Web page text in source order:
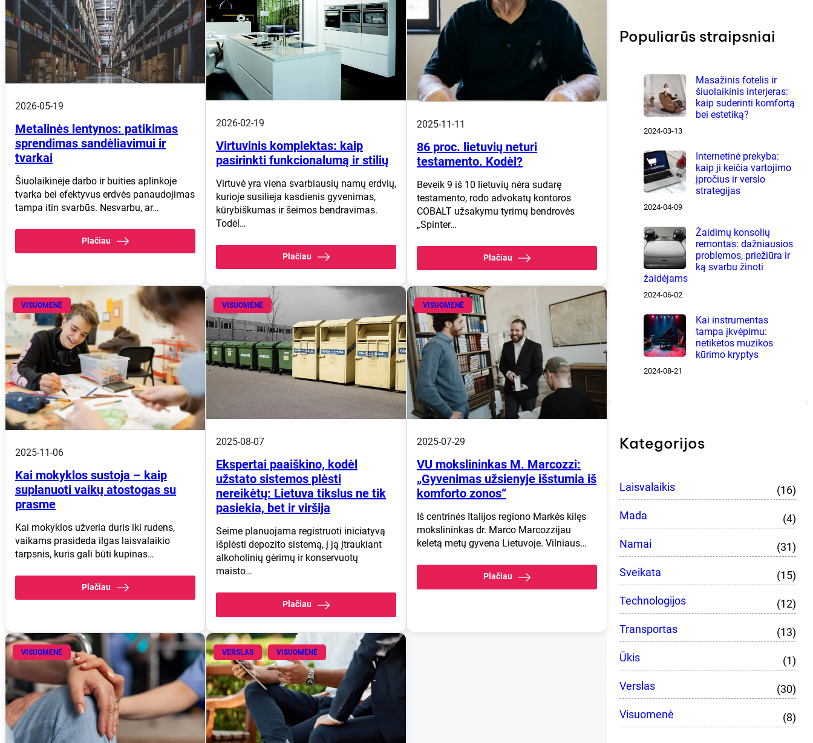
2026-05-19
Metalinės lentynos: patikimas
sprendimas sandėliavimui ir
tvarkai
Šiuolaikinėje darbo ir buities aplinkoje
tvarka bei efektyvus erdvės panaudojimas
tampa itin svarbūs. Nesvarbu, ar…
Plačiau
2026-02-19
Virtuvinis komplektas: kaip
pasirinkti funkcionalumą ir stilių
Virtuvė yra viena svarbiausių namų erdvių,
kurioje susilieja kasdienis gyvenimas,
kūrybiškumas ir šeimos bendravimas.
Todėl…
Plačiau
2025-11-11
86 proc. lietuvių neturi
testamento. Kodėl?
Beveik 9 iš 10 lietuvių nėra sudarę
testamento, rodo advokatų kontoros
COBALT užsakymu tyrimų bendrovės
„Spinter…
Plačiau
VISUOMENĖ
2025-11-06
Kai mokyklos sustoja – kaip
suplanuoti vaikų atostogas su
prasme
Kai mokyklos užveria duris iki rudens,
vaikams prasideda ilgas laisvalaikio
tarpsnis, kuris gali būti kupinas…
Plačiau
VISUOMENĖ
2025-08-07
Ekspertai paaiškino, kodėl
užstato sistemos plėsti
nereikėtų: Lietuva tikslus ne tik
pasiekia, bet ir viršija
Seime planuojama registruoti iniciatyvą
išplėsti depozito sistemą, į ją įtraukiant
alkoholinių gėrimų ir konservuotų
maisto…
Plačiau
VISUOMENĖ
2025-07-29
VU mokslininkas M. Marcozzi:
„Gyvenimas užsienyje išstumia iš
komforto zonos“
Iš centrinės Italijos regiono Markės kilęs
mokslininkas dr. Marco Marcozzijau
keletą metų gyvena Lietuvoje. Vilniaus…
Plačiau
VISUOMENĖ VERSLAS VISUOMENĖ
Populiarūs straipsniai
Masažinis fotelis ir
šiuolaikinis interjeras:
kaip suderinti komfortą
bei estetiką?
2024-03-13
Internetinė prekyba:
kaip ji keičia vartojimo
įpročius ir verslo
strategijas
2024-04-09
Žaidimų konsolių
remontas: dažniausios
problemos, priežiūra ir
ką svarbu žinoti
žaidėjams
2024-06-02
Kai instrumentas
tampa įkvėpimu:
netikėtos muzikos
kūrimo kryptys
2024-08-21
Kategorijos
Laisvalaikis
(16)
Mada
(4)
Namai
(31)
Sveikata
(15)
Technologijos
(12)
Transportas
(13)
Ūkis
(1)
Verslas
(30)
Visuomenė
(8)